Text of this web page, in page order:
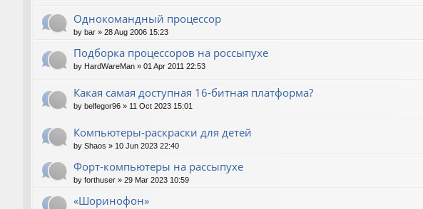
Однокомандный процессор
by bar » 28 Aug 2006 15:23
Подборка процессоров на россыпухе
by HardWareMan » 01 Apr 2011 22:53
Какая самая доступная 16-битная платформа?
by belfegor96 » 11 Oct 2023 15:01
Компьютеры-раскраски для детей
by Shaos » 10 Jun 2023 22:40
Форт-компьютеры на рассыпухе
by forthuser » 29 Mar 2023 10:59
«Шоринофон»